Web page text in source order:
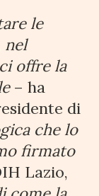
le
nel
offre la
– ha
di
che lo
firmato
Lazio,